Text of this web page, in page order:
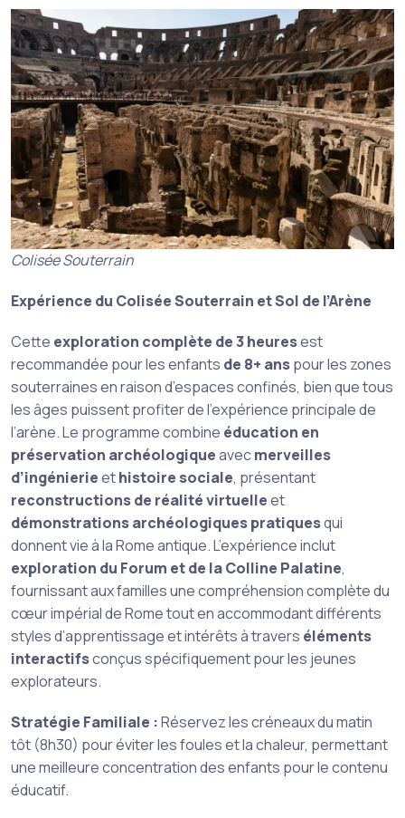
Colisée Souterrain
Expérience du Colisée Souterrain et Sol de l’Arène
Cette exploration complète de 3 heuresest
recommandée pour les enfants de 8+ anspour les zones
souterraines en raison d’espaces confinés, bien que tous
les âges puissent profiter de l’expérience principale de
l’arène. Le programme combine éducation en
préservation archéologiqueavecmerveilles
d’ingénierieethistoire sociale, présentant
reconstructions de réalité virtuelleet
démonstrations archéologiques pratiquesqui
donnent vie à la Rome antique. L’expérience inclut
exploration du Forum et de la Colline Palatine,
fournissant aux familles une compréhension complète du
cœur impérial de Rome tout en accommodant différents
styles d’apprentissage et intérêts à travers éléments
interactifsconçus spécifiquement pour les jeunes
explorateurs.
Stratégie Familiale :Réservez les créneaux du matin
tôt (8h30) pour éviter les foules et la chaleur, permettant
une meilleure concentration des enfants pour le contenu
éducatif.